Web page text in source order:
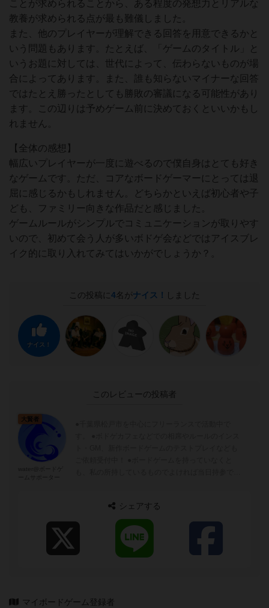
ことが求められることから、ある程度の発想力とリアルな
教養が求められる点が最も難儀しました。
また、他のプレイヤーが理解できる回答を用意できるかと
いう問題もあります。たとえば、「ゲームのタイトル」と
いうお題に対しては、世代によって、伝わらないものが場
合によってあります。また、誰も知らないマイナーな回答
ではたとえ勝ったとしても勝敗の審議になる可能性があり
ます。この辺りは予めゲーム前に決めておくといいかもし
れません。
【全体の感想】
幅広いプレイヤーが一度に遊べるので僕自身はとても好き
なゲームです。ただ、コアなボードゲーマーにとっては退
屈に感じるかもしれません。どちらかといえば初心者や子
ども、ファミリー向きな作品だと感じました。
ゲームルールがシンプルでコミュニケーションが取りやす
いので、初めて会う人が多いボドゲ会などではアイスブレ
イク的に取り入れてみてはいかがでしょうか？。
この投稿に 4名がナイス！ しました
ナイス！
このレビューの投稿者
大賢者
シェアする
マイボードゲーム登録者